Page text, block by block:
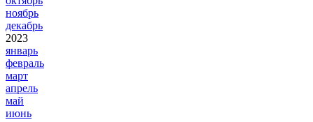
ноябрь
декабрь
2023
январь
февраль
март
апрель
май
июнь